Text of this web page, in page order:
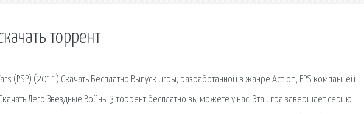
торрент
(PSP) (2011) Скачать Бесплатно Выпуск игры, разработанной в жанре Action, FPS компанией
Лего Звездные Войны 3 торрент бесплатно вы можете у нас. Эта игра завершает серию